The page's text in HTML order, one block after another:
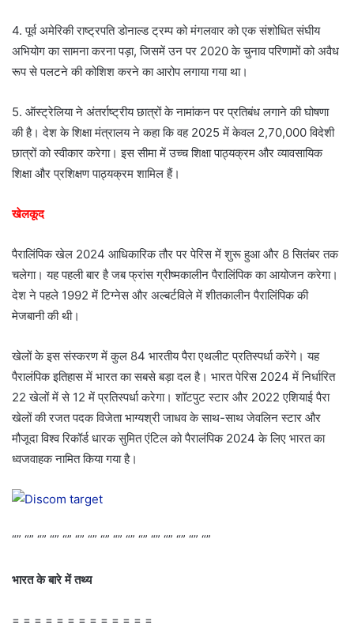
4. पूर्व अमेरिकी राष्ट्रपति डोनाल्ड ट्रम्प को मंगलवार को एक संशोधित संघीय
अभियोग का सामना करना पड़ा, जिसमें उन पर 2020 के चुनाव परिणामों को अवैध
रूप से पलटने की कोशिश करने का आरोप लगाया गया था।
5. ऑस्ट्रेलिया ने अंतर्राष्ट्रीय छात्रों के नामांकन पर प्रतिबंध लगाने की घोषणा
की है। देश के शिक्षा मंत्रालय ने कहा कि वह 2025 में केवल 2,70,000 विदेशी
छात्रों को स्वीकार करेगा। इस सीमा में उच्च शिक्षा पाठ्यक्रम और व्यावसायिक
शिक्षा और प्रशिक्षण पाठ्यक्रम शामिल हैं।
खेलकूद
पैरालिंपिक खेल 2024 आधिकारिक तौर पर पेरिस में शुरू हुआ और 8 सितंबर तक
चलेगा। यह पहली बार है जब फ्रांस ग्रीष्मकालीन पैरालिंपिक का आयोजन करेगा।
देश ने पहले 1992 में टिग्नेस और अल्बर्टविले में शीतकालीन पैरालिंपिक की
मेजबानी की थी।
खेलों के इस संस्करण में कुल 84 भारतीय पैरा एथलीट प्रतिस्पर्धा करेंगे। यह
पैरालंपिक इतिहास में भारत का सबसे बड़ा दल है। भारत पेरिस 2024 में निर्धारित
22 खेलों में से 12 में प्रतिस्पर्धा करेगा। शॉटपुट स्टार और 2022 एशियाई पैरा
खेलों की रजत पदक विजेता भाग्यश्री जाधव के साथ-साथ जेवलिन स्टार और
मौजूदा विश्व रिकॉर्ड धारक सुमित एंटिल को पैरालंपिक 2024 के लिए भारत का
ध्वजवाहक नामित किया गया है।
“” “” “” “” “” “” “” “” “” “” “” “” “” “” “” “”
भारत के बारे में तथ्य
= = = = = = = = = = = = =